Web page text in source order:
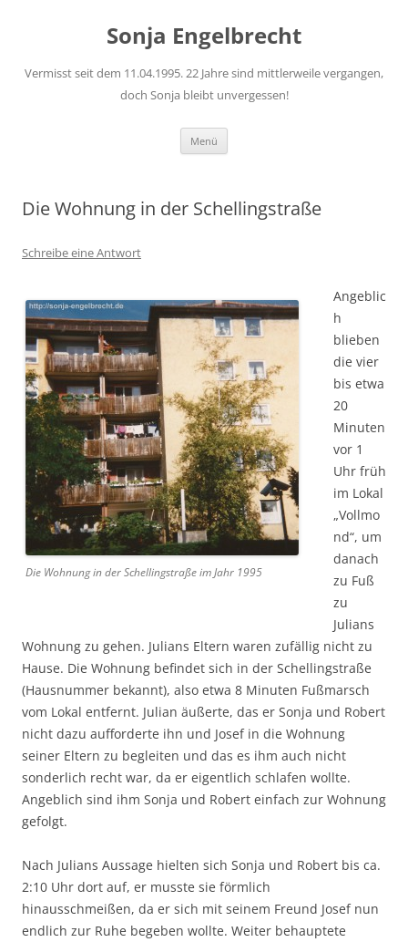
Sonja Engelbrecht
Vermisst seit dem 11.04.1995. 22 Jahre sind mittlerweile vergangen,
doch Sonja bleibt unvergessen!
Menü
Die Wohnung in der Schellingstraße
Schreibe eine Antwort
Die Wohnung in der Schellingstraße im Jahr 1995
Angeblic
h
blieben
die vier
bis etwa
20
Minuten
vor 1
Uhr früh
im Lokal
„Vollmo
nd“, um
danach
zu Fuß
zu
Julians
Wohnung zu gehen. Julians Eltern waren zufällig nicht zu
Hause. Die Wohnung befindet sich in der Schellingstraße
(Hausnummer bekannt), also etwa 8 Minuten Fußmarsch
vom Lokal entfernt. Julian äußerte, das er Sonja und Robert
nicht dazu aufforderte ihn und Josef in die Wohnung
seiner Eltern zu begleiten und das es ihm auch nicht
sonderlich recht war, da er eigentlich schlafen wollte.
Angeblich sind ihm Sonja und Robert einfach zur Wohnung
gefolgt.
Nach Julians Aussage hielten sich Sonja und Robert bis ca.
2:10 Uhr dort auf, er musste sie förmlich
hinausschmeißen, da er sich mit seinem Freund Josef nun
endlich zur Ruhe begeben wollte. Weiter behauptete